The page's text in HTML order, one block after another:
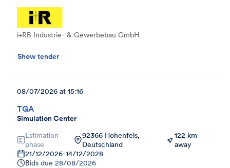
i+RB Industrie- & Gewerbebau GmbH
Show tender
TGA
Simulation Center
08/07/2026 at 15:16
Estimation
phase
92366 Hohenfels,
Deutschland
122 km
away
21/12/2026-14/12/2028
Bids due 28/08/2026